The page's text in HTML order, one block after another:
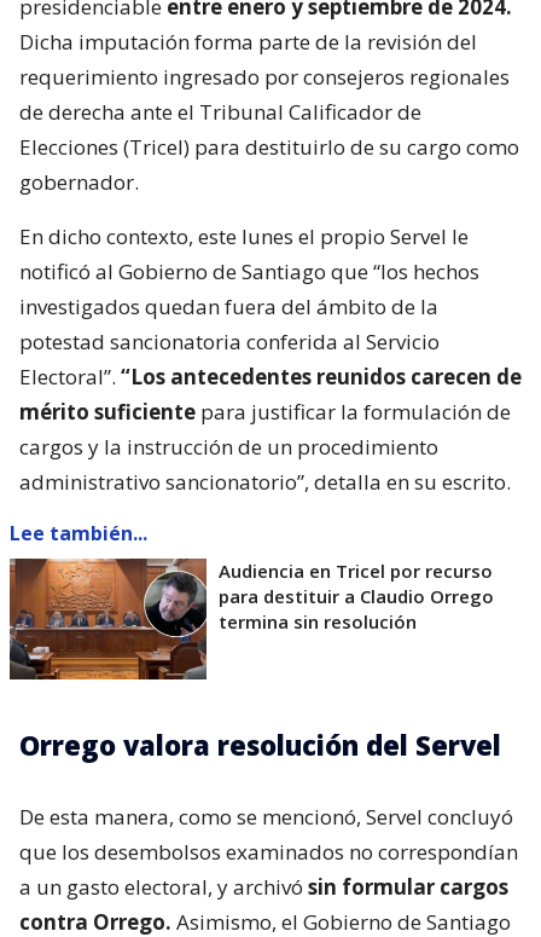
presidenciable entre enero y septiembre de 2024.
Dicha imputación forma parte de la revisión del
requerimiento ingresado por consejeros regionales
de derecha ante el Tribunal Calificador de
Elecciones (Tricel) para destituirlo de su cargo como
gobernador.
En dicho contexto, este lunes el propio Servel le
notificó al Gobierno de Santiago que “los hechos
investigados quedan fuera del ámbito de la
potestad sancionatoria conferida al Servicio
Electoral”. “Los antecedentes reunidos carecen de
mérito suficiente para justificar la formulación de
cargos y la instrucción de un procedimiento
administrativo sancionatorio”, detalla en su escrito.
Lee también...
Audiencia en Tricel por recurso
para destituir a Claudio Orrego
termina sin resolución
Orrego valora resolución del Servel
De esta manera, como se mencionó, Servel concluyó
que los desembolsos examinados no correspondían
a un gasto electoral, y archivó sin formular cargos
contra Orrego. Asimismo, el Gobierno de Santiago